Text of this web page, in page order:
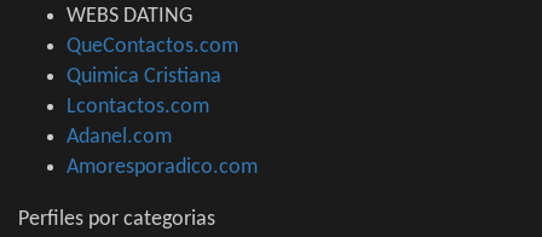
WEBS DATING
QueContactos.com
Quimica Cristiana
Lcontactos.com
Adanel.com
Amoresporadico.com
Perfiles por categorias